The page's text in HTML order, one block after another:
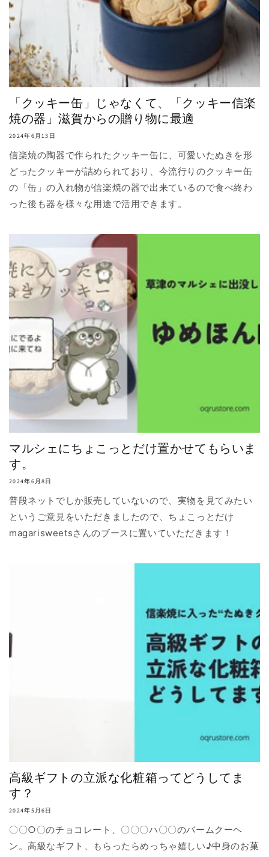
「クッキー缶」じゃなくて、「クッキー信楽
焼の器」滋賀からの贈り物に最適
2024年6月13日
信楽焼の陶器で作られたクッキー缶に、可愛いたぬきを形
どったクッキーが詰められており、今流行りのクッキー缶
の「缶」の入れ物が信楽焼の器で出来ているので食べ終わ
った後も器を様々な用途で活用できます。
マルシェにちょこっとだけ置かせてもらいま
す。
2024年6月8日
普段ネットでしか販売していないので、実物を見てみたい
というご意見をいただきましたので、ちょこっとだけ
magarisweetsさんのブースに置いていただきます！
高級ギフトの立派な化粧箱ってどうしてま
す？
2024年5月6日
〇〇○〇のチョコレート、〇〇〇ハ〇〇のバームクーヘ
ン。高級なギフト、もらったらめっちゃ嬉しい♪中身のお菓